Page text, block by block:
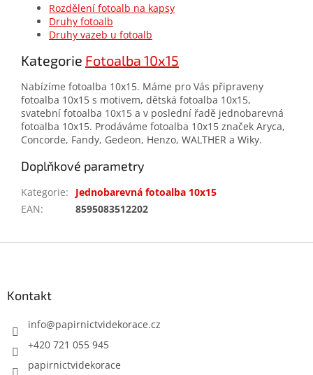
Rozdělení fotoalb na kapsy
Druhy fotoalb
Druhy vazeb u fotoalb
Kategorie Fotoalba 10x15
Nabízíme fotoalba 10x15. Máme pro Vás připraveny
fotoalba 10x15 s motivem, dětská fotoalba 10x15,
svatební fotoalba 10x15 a v poslední řadě jednobarevná
fotoalba 10x15. Prodáváme fotoalba 10x15 značek Aryca,
Concorde, Fandy, Gedeon, Henzo, WALTHER a Wiky.
Doplňkové parametry
Kategorie:
Jednobarevná fotoalba 10x15
EAN: 8595083512202
Kontakt
info@papirnictvidekorace.cz
+420 721 055 945
papirnictvidekorace